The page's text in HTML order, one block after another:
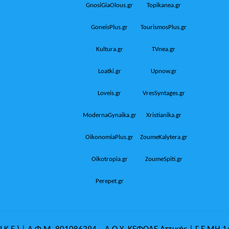
GnosiGiaOlous.gr Topikanea.gr
GoneisPlus.gr TourismosPlus.gr
Kultura.gr TVnea.gr
Loatki.gr Upnow.gr
Loveis.gr VresSyntages.gr
ModernaGynaika.gr Xristianika.gr
OikonomiaPlus.gr ZoumeKalytera.gr
Oikotropia.gr ZoumeSpiti.gr
Perepet.gr